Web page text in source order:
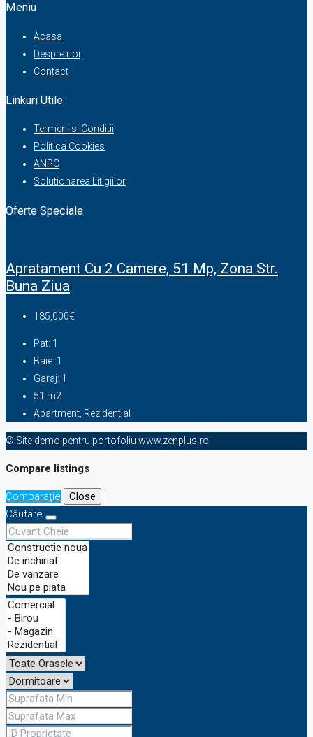
Meniu
Acasa
Despre noi
Contact
Linkuri Utile
Termeni si Conditii
Politica Cookies
ANPC
Solutionarea Litigiilor
Oferte Speciale
Apratament Cu 2 Camere, 51 Mp, Zona Str.
Buna Ziua
185,000€
Pat: 1
Baie: 1
Garaj: 1
51 m2
Apartment, Rezidential
© Site demo pentru portofoliu www.zenplus.ro
Compare listings
Comparaţie
Close
Căutare